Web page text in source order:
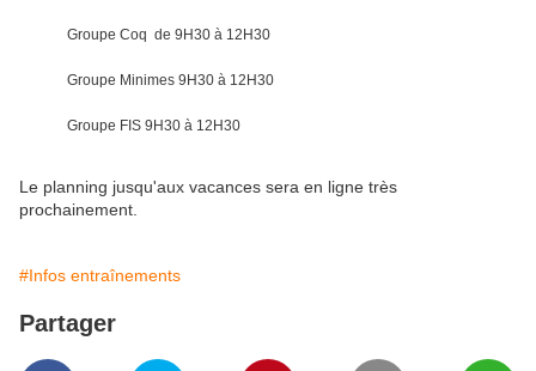
Groupe Coq de 9H30 à 12H30
Groupe Minimes 9H30 à 12H30
Groupe FIS 9H30 à 12H30
Le planning jusqu'aux vacances sera en ligne très
prochainement.
#Infos entraînements
Partager